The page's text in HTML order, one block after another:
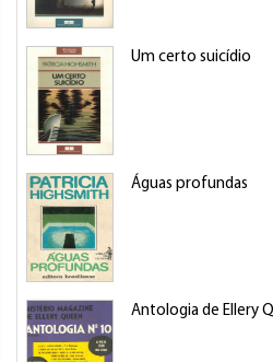
Um certo suicídio
Águas profundas
Antologia de Ellery